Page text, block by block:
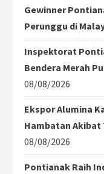
Gewinner
Perunggu di
Inspektorat
Bendera Merah
08/08/2026
Ekspor Alumina
Hambatan Akibat
08/08/2026
Pontianak Raih